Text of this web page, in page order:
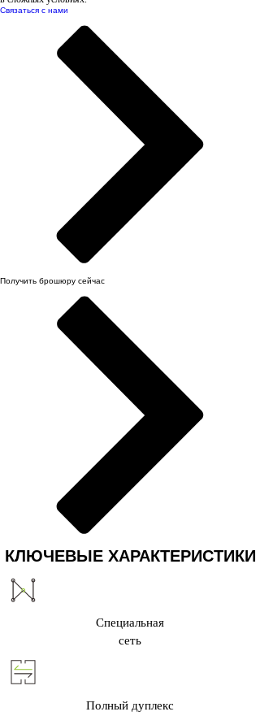
Связаться с нами
Получить брошюру сейчас
КЛЮЧЕВЫЕ ХАРАКТЕРИСТИКИ
Специальная
сеть
Полный дуплекс